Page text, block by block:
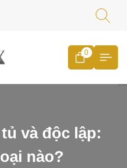
0
và độc lập:
nào?